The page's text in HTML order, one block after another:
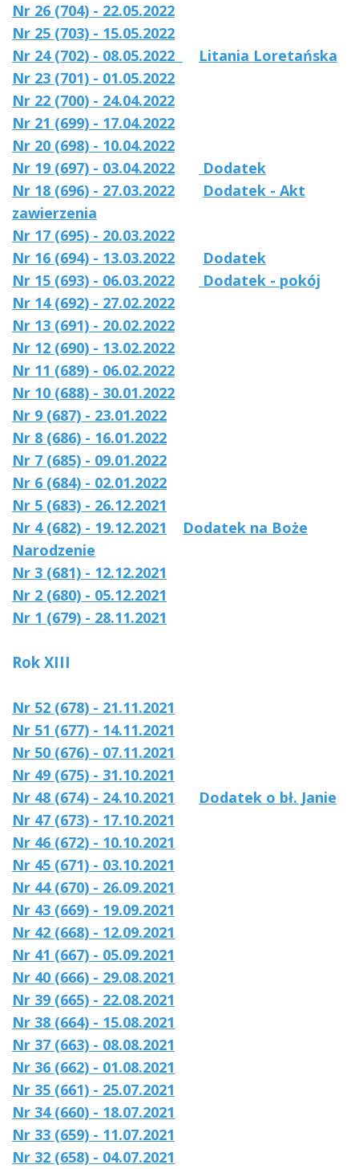
Nr 26 (704) - 22.05.2022
Nr 25 (703) - 15.05.2022
Nr 24 (702) - 08.05.2022
Litania Loretańska
Nr 23 (701) - 01.05.2022
Nr 22 (700) - 24.04.2022
Nr 21 (699) - 17.04.2022
Nr 20 (698) - 10.04.2022
Nr 19 (697) - 03.04.2022
Dodatek
Nr 18 (696) - 27.03.2022
Dodatek - Akt
zawierzenia
Nr 17 (695) - 20.03.2022
Nr 16 (694) - 13.03.2022
Dodatek
Nr 15 (693) - 06.03.2022
Dodatek - pokój
Nr 14 (692) - 27.02.2022
Nr 13 (691) - 20.02.2022
Nr 12 (690) - 13.02.2022
Nr 11 (689) - 06.02.2022
Nr 10 (688) - 30.01.2022
Nr 9 (687) - 23.01.2022
Nr 8 (686) - 16.01.2022
Nr 7 (685) - 09.01.2022
Nr 6 (684) - 02.01.2022
Nr 5 (683) - 26.12.2021
Nr 4 (682) - 19.12.2021
Dodatek na Boże
Narodzenie
Nr 3 (681) - 12.12.2021
Nr 2 (680) - 05.12.2021
Nr 1 (679) - 28.11.2021
Rok XIII
Nr 52 (678) - 21.11.2021
Nr 51 (677) - 14.11.2021
Nr 50 (676) - 07.11.2021
Nr 49 (675) - 31.10.2021
Nr 48 (674) - 24.10.2021
Dodatek o bł. Janie
Nr 47 (673) - 17.10.2021
Nr 46 (672) - 10.10.2021
Nr 45 (671) - 03.10.2021
Nr 44 (670) - 26.09.2021
Nr 43 (669) - 19.09.2021
Nr 42 (668) - 12.09.2021
Nr 41 (667) - 05.09.2021
Nr 40 (666) - 29.08.2021
Nr 39 (665) - 22.08.2021
Nr 38 (664) - 15.08.2021
Nr 37 (663) - 08.08.2021
Nr 36 (662) - 01.08.2021
Nr 35 (661) - 25.07.2021
Nr 34 (660) - 18.07.2021
Nr 33 (659) - 11.07.2021
Nr 32 (658) - 04.07.2021